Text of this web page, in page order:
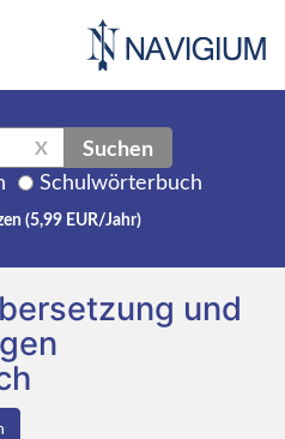
X Suchen
Schulwörterbuch
(5,99 EUR/Jahr)
und